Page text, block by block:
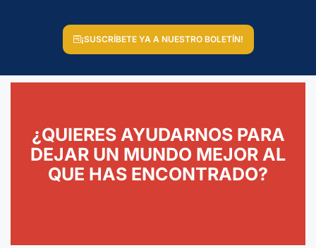
¡SUSCRÍBETE YA A NUESTRO BOLETÍN!
¿QUIERES AYUDARNOS PARA
DEJAR UN MUNDO MEJOR AL
QUE HAS ENCONTRADO?